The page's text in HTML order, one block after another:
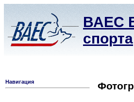
ВАЕС
спорта
Навигация